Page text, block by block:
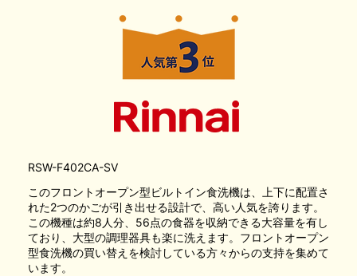
このフロントオープン型ビルトイン食洗機は、上下に配置さ
れた2つのかごが引き出せる設計で、高い人気を誇ります。
この機種は約8人分、56点の食器を収納できる大容量を有し
ており、大型の調理器具も楽に洗えます。フロントオープン
型食洗機の買い替えを検討している方々からの支持を集めて
います。
RSW-F402CA-SV